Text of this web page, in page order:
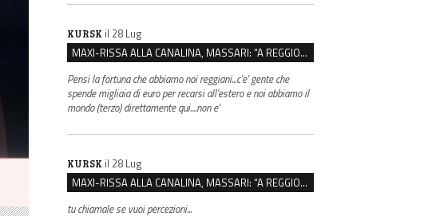
KURSK il 28 Lug
MAXI-RISSA ALLA CANALINA, MASSARI: “A REGGIO FATTI COSÌ GRAVI NON DEVONO TROVARE SPAZIO”
Pensi la fortuna che abbiamo noi reggiani...c'e' gente che
spende migliaia di euro per recarsi all'estero e noi abbiamo il
mondo (terzo) direttamente qui....non e'
KURSK il 28 Lug
MAXI-RISSA ALLA CANALINA, MASSARI: “A REGGIO FATTI COSÌ GRAVI NON DEVONO TROVARE SPAZIO”
tu chiamale se vuoi percezioni...